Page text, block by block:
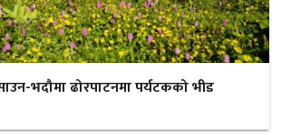
भदौमा ढोरपाटनमा पर्यटकको भीड